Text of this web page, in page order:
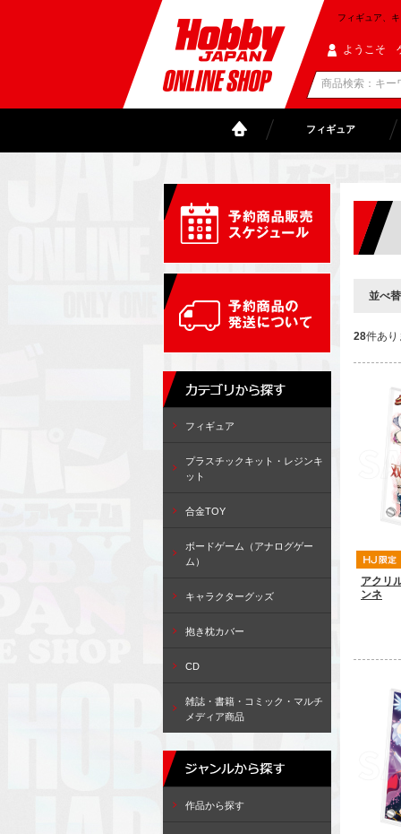
フィギュア、
ようこそ
フィギュア
並べ
28件あり
アクリ
ンネ
フィギュア
プラスチックキット・レジンキ
ット
合金TOY
ボードゲーム（アナログゲー
ム）
キャラクターグッズ
抱き枕カバー
CD
雑誌・書籍・コミック・マルチ
メディア商品
作品から探す